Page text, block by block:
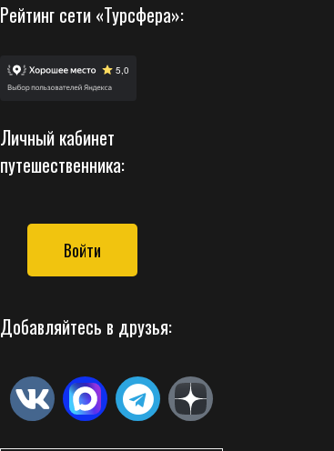
Рейтинг сети «Турсфера»:
Личный кабинет
путешественника:
Войти
Добавляйтесь в друзья: